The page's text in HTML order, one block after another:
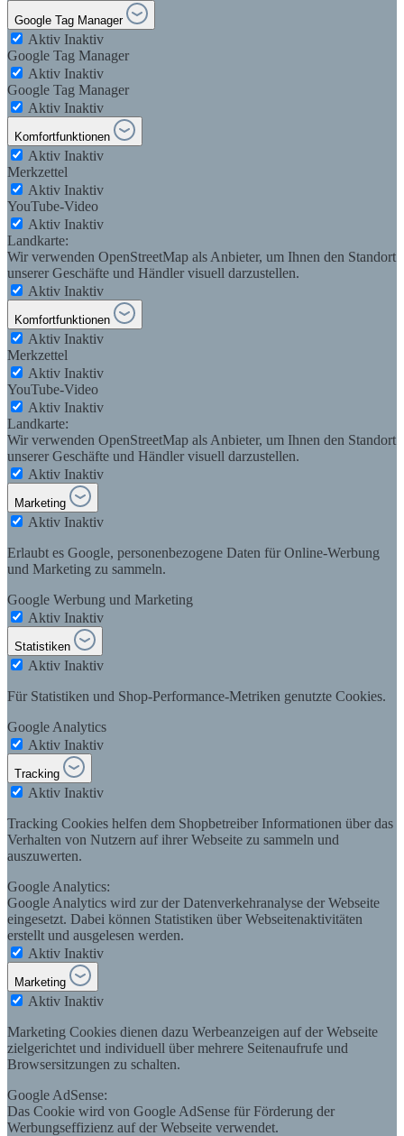
Google Tag Manager
Aktiv Inaktiv
Google Tag Manager
Aktiv Inaktiv
Google Tag Manager
Aktiv Inaktiv
Komfortfunktionen
Aktiv Inaktiv
Merkzettel
Aktiv Inaktiv
YouTube-Video
Aktiv Inaktiv
Landkarte:
Wir verwenden OpenStreetMap als Anbieter, um Ihnen den Standort
unserer Geschäfte und Händler visuell darzustellen.
Aktiv Inaktiv
Komfortfunktionen
Aktiv Inaktiv
Merkzettel
Aktiv Inaktiv
YouTube-Video
Aktiv Inaktiv
Landkarte:
Wir verwenden OpenStreetMap als Anbieter, um Ihnen den Standort
unserer Geschäfte und Händler visuell darzustellen.
Aktiv Inaktiv
Marketing
Aktiv Inaktiv
Erlaubt es Google, personenbezogene Daten für Online-Werbung
und Marketing zu sammeln.
Google Werbung und Marketing
Aktiv Inaktiv
Statistiken
Aktiv Inaktiv
Für Statistiken und Shop-Performance-Metriken genutzte Cookies.
Google Analytics
Aktiv Inaktiv
Tracking
Aktiv Inaktiv
Tracking Cookies helfen dem Shopbetreiber Informationen über das
Verhalten von Nutzern auf ihrer Webseite zu sammeln und
auszuwerten.
Google Analytics:
Google Analytics wird zur der Datenverkehranalyse der Webseite
eingesetzt. Dabei können Statistiken über Webseitenaktivitäten
erstellt und ausgelesen werden.
Aktiv Inaktiv
Marketing
Aktiv Inaktiv
Marketing Cookies dienen dazu Werbeanzeigen auf der Webseite
zielgerichtet und individuell über mehrere Seitenaufrufe und
Browsersitzungen zu schalten.
Google AdSense:
Das Cookie wird von Google AdSense für Förderung der
Werbungseffizienz auf der Webseite verwendet.